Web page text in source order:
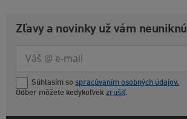
Zľavy a novinky už vám neuniknú
Súhlasím so spracúvaním osobných údajov.
Odber môžete kedykoľvek zrušiť.